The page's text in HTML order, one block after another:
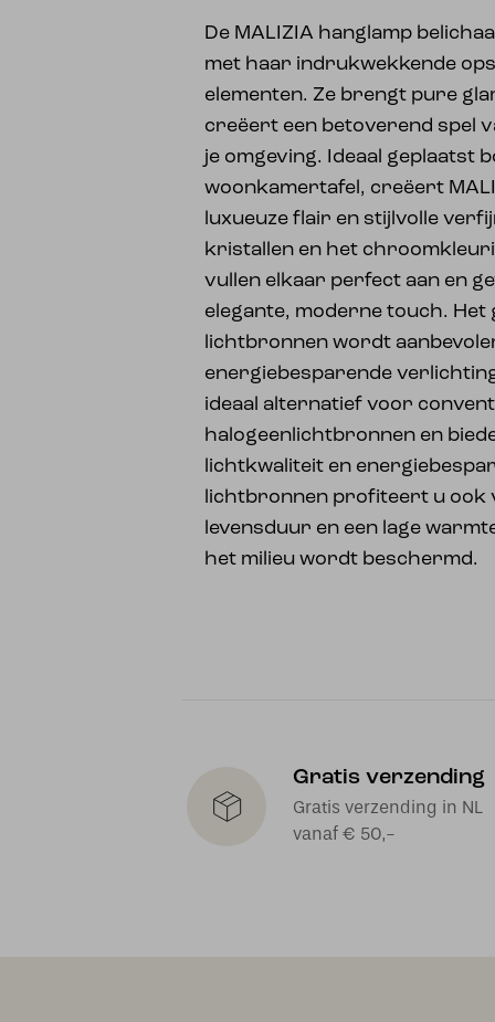
De MALIZIA hanglamp
met haar indrukwekkende
elementen. Ze brengt pure
creëert een betoverend spel
je omgeving. Ideaal geplaatst
woonkamertafel, creëert
luxueuze flair en stijlvolle
kristallen en het
vullen elkaar perfect aan en
elegante, moderne touch. Het
lichtbronnen wordt
energiebesparende
ideaal alternatief voor
halogeenlichtbronnen en
lichtkwaliteit en
lichtbronnen profiteert u ook
levensduur en een lage
het milieu wordt beschermd.
Gratis verzending
Gratis verzending in NL
vanaf € 50,-